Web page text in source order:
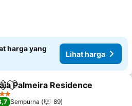
harga yang
Lihat harga
Tambahkan ke favorit
Palmeira Residence
Sempurna
89